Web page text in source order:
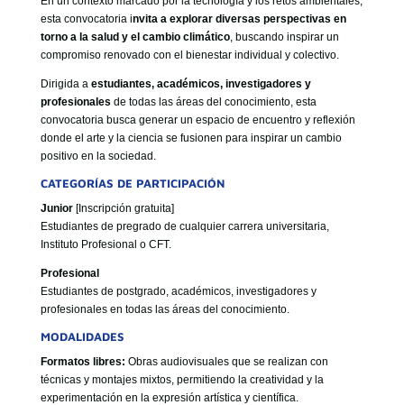
esta convocatoria invita a explorar diversas perspectivas en
torno a la salud y el cambio climático, buscando inspirar un
compromiso renovado con el bienestar individual y colectivo.
Dirigida a estudiantes, académicos, investigadores y
profesionales de todas las áreas del conocimiento, esta
convocatoria busca generar un espacio de encuentro y reflexión
donde el arte y la ciencia se fusionen para inspirar un cambio
positivo en la sociedad.
CATEGORÍAS DE PARTICIPACIÓN
Junior[Inscripción gratuita]
Estudiantes de pregrado de cualquier carrera universitaria,
Instituto Profesional o CFT.
Profesional
Estudiantes de postgrado, académicos, investigadores y
profesionales en todas las áreas del conocimiento.
MODALIDADES
Formatos libres: Obras audiovisuales que se realizan con
técnicas y montajes mixtos, permitiendo la creatividad y la
experimentación en la expresión artística y científica.